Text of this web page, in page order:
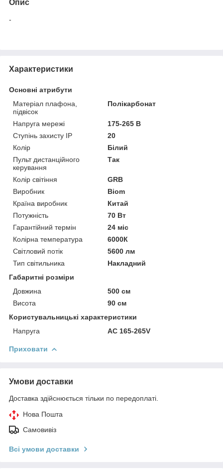
Опис
-
Характеристики
Основні атрибути
Матеріал плафона,
підвісок
Полікарбонат
Напруга мережі
175-265 В
Ступінь захисту IP
20
Колір
Білий
Пульт дистанційного
керування
Так
Колір світіння
GRB
Виробник
Biom
Країна виробник
Китай
Потужність
70 Вт
Гарантійний термін
24 міс
Колірна температура
6000К
Світловий потік
5600 лм
Тип світильника
Накладний
Габаритні розміри
Довжина
500 см
Висота
90 см
Користувальницькі характеристики
Напруга
AC 165-265V
Приховати
Умови доставки
Доставка здійснюється тільки по передоплаті.
Нова Пошта
Самовивіз
Всі умови доставки